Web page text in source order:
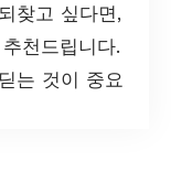
찾고 싶다면,
천드립니다.
는 것이 중요